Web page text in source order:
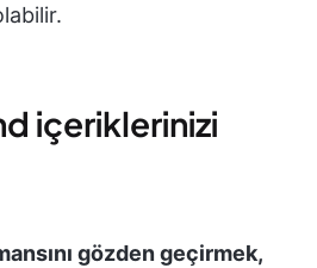
içeriklerinizi
gözden geçirmek,